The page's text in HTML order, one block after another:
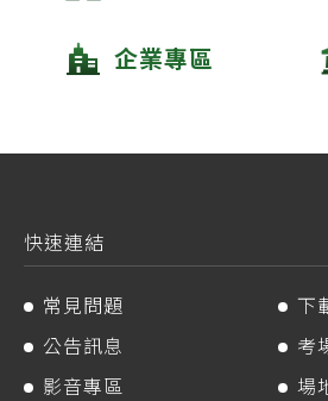
企業專區
快速連結
常見問題
下
公告訊息
考
影音專區
場